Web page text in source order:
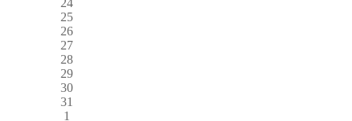
25
26
27
28
29
30
31
1